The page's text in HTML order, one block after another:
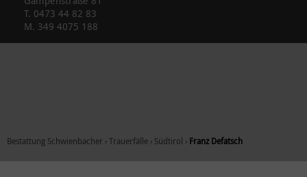
T. 0473 44 82 83
M. 349 4075 188
Bestattung Schwienbacher ›Trauerfälle › Südtirol › Franz Defatsch